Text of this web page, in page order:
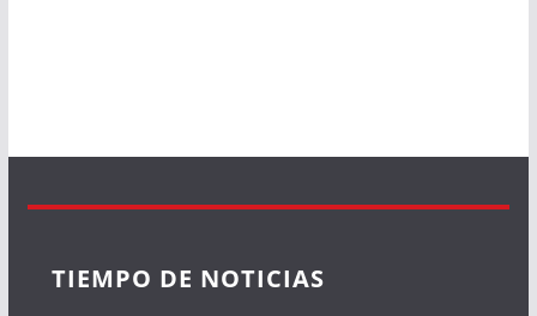
TIEMPO DE NOTICIAS